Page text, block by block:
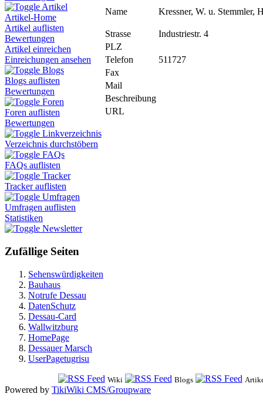
Artikel
Artikel-Home
Artikel auflisten
Bewertungen
Artikel einreichen
Einreichungen ansehen
Blogs
Blogs auflisten
Bewertungen
Foren
Foren auflisten
Bewertungen
Linkverzeichnis
Verzeichnis durchstöbern
FAQs
FAQs auflisten
Tracker
Tracker auflisten
Umfragen
Umfragen auflisten
Statistiken
Newsletter
Zufällige Seiten
Sehenswürdigkeiten
Bauhaus
Notrufe Dessau
DatenSchutz
Dessau-Card
Wallwitzburg
HomePage
Dessauer Marsch
UserPagetugrisu
Name Kressner, W. u. Stemmler,
Strasse
Industriestr. 4
PLZ
Telefon
511727
Fax
Mail
Beschreibung
URL
Wiki Blogs
Powered by TikiWiki CMS/Groupware